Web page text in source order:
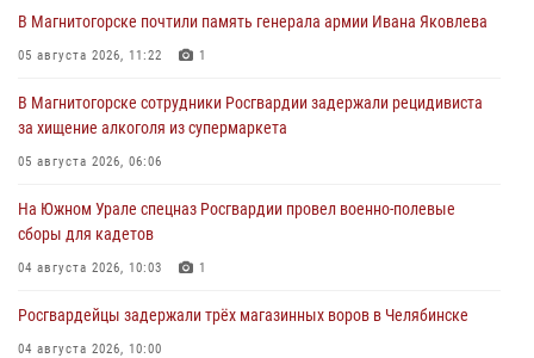
В Магнитогорске почтили память генерала армии Ивана Яковлева
05 августа 2026, 11:22 1
В Магнитогорске сотрудники Росгвардии задержали рецидивиста
за хищение алкоголя из супермаркета
05 августа 2026, 06:06
На Южном Урале спецназ Росгвардии провел военно-полевые
сборы для кадетов
04 августа 2026, 10:03 1
Росгвардейцы задержали трёх магазинных воров в Челябинске
04 августа 2026, 10:00